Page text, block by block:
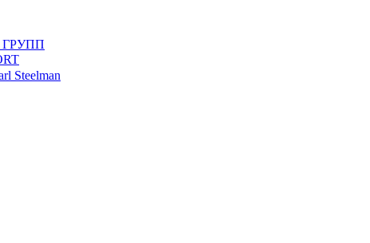
ГРУПП
Steelman